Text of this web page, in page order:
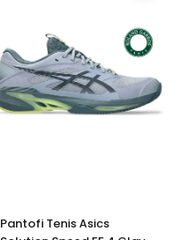
Pantofi Tenis Asics